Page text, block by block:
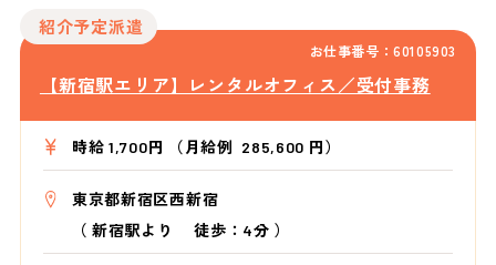
お仕事番号：60105903
紹介予定派遣
【新宿駅エリア】レンタルオフィス／受付事務
時給 1,700円 （月給例 285,600 円）
東京都新宿区西新宿
（新宿駅より徒歩：4分 ）